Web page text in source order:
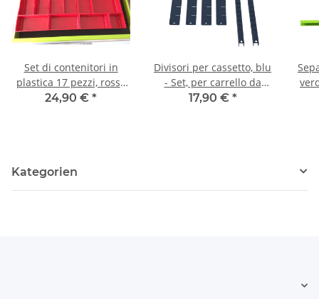
Set di contenitori in
plastica 17 pezzi, rosso
per cassetti
24,90 € *
Divisori per cassetto, blu
- Set, per carrello da
lavoro
17,90 € *
Kategorien